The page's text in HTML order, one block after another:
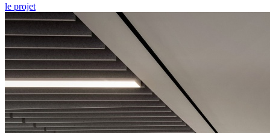
le projet